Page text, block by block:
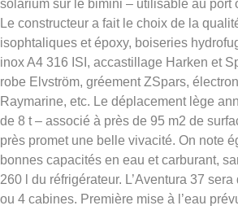
solarium sur le bimini – utilisable au port
Le constructeur a fait le choix de la
isophtaliques et époxy, boiseries
inox A4 316 ISI, accastillage Harken et
robe Elvström, gréement ZSpars,
Raymarine, etc. Le déplacement lège
de 8 t – associé à près de 95 m2 de
près promet une belle vivacité. On note
bonnes capacités en eau et carburant,
260 l du réfrigérateur. L’Aventura 37
ou 4 cabines. Première mise à l’eau